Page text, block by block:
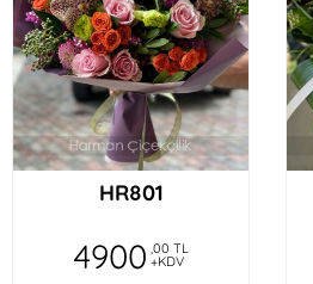
HR801
4900 ,00 TL
+KDV